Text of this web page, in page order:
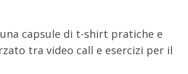
capsule di t-shirt pratiche e
tra video call e esercizi per il